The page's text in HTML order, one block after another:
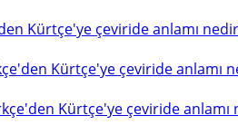
Kürtçe'ye çeviride anlamı
Kürtçe'ye çeviride anlamı
Kürtçe'ye çeviride anlamı